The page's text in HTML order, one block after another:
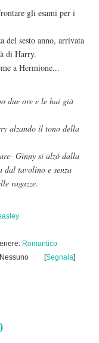
gli esami per i
del sesto anno, arrivata
di Harry.
a Hermione...
due ore e le hai già
alzando il tono della
Ginny si alzò dalla
dal tavolino e senza
ragazze.
Romantico
[Segnala]